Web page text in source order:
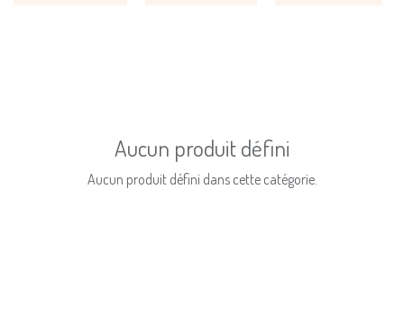
Aucun produit défini
Aucun produit défini dans cette catégorie.